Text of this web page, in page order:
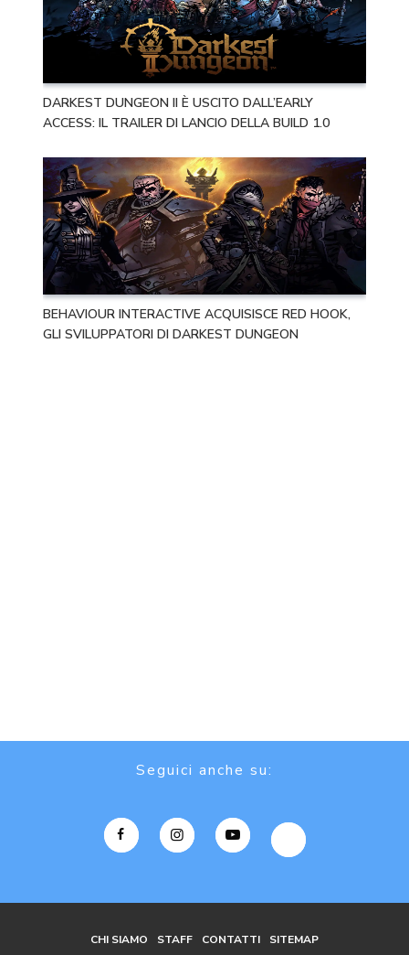
DARKEST DUNGEON II È USCITO DALL’EARLY
ACCESS: IL TRAILER DI LANCIO DELLA BUILD 1.0
BEHAVIOUR INTERACTIVE ACQUISISCE RED HOOK,
GLI SVILUPPATORI DI DARKEST DUNGEON
Seguici anche su:
CHI SIAMO STAFF CONTATTI SITEMAP